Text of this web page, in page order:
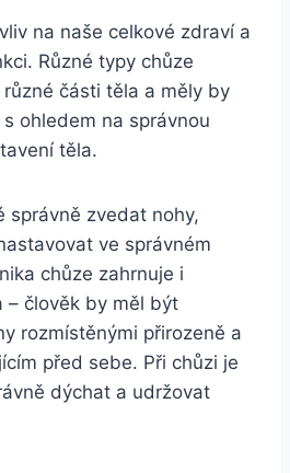
na naše celkové zdraví a
Různé typy chůze
části těla a měly by
ohledem na správnou
těla.
správně zvedat nohy,
ve správném
chůze zahrnuje i
– člověk by měl být
rozmístěnými přirozeně a
před sebe. Při chůzi je
dýchat a udržovat